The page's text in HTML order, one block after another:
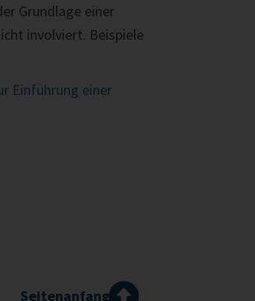
Grundlage einer
involviert. Beispiele
Einführung einer
Seitenanfang